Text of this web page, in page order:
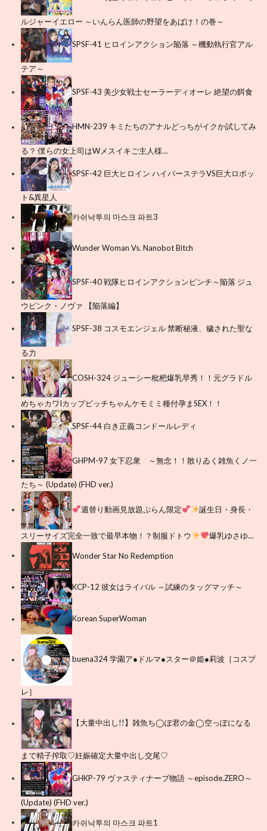
ルジャーイエロー ～いんらん医師の野望をあばけ！の巻～
SPSF-41 ヒロインアクション陥落 ～機動執行官アル
テア～
SPSF-43 美少女戦士セーラーディオーレ 絶望の餌食
HMN-239 キミたちのアナルどっちがイクか試してみ
る？ 僕らの女上司はWメスイキご主人様…
SPSF-42 巨大ヒロイン ハイパーステラVS巨大ロボッ
ト&異星人
카쉬낙투의 마스크 파트3
Wunder Woman Vs. Nanobot Bitch
SPSF-40 戦隊ヒロインアクションピンチ～陥落 ジュ
ウピンク・ノヴァ 【陥落編】
SPSF-38 コスモエンジェル 禁断秘液、穢された聖な
る力
COSH-324 ジューシー枇杷爆乳早秀！！元グラドル
めちゃカワIカップビッチちゃんケモミミ種付孕まSEX！！
SPSF-44 白き正義コンドールレディ
GHPM-97 女下忍衆 ～無念！！散りゐく雑魚くノ一
たち～ (Update) (FHD ver.)
週替り動画見放題ぷらん限定 誕生日・身長・
スリーサイズ完全一致で最早本物！？制服ドトウ 爆乳ゆさゆ…
Wonder Star No Redemption
KCP-12 彼女はライバル ～試練のタッグマッチ～
Korean SuperWoman
buena324 学園ア●ドルマ●スター＠姫●莉波［コスプ
レ］
【大量中出し!!】雑魚ち◯ぽ君の金◯空っぽになる
まで精子搾取♡妊娠確定大量中出し交尾♡
GHKP-79 ヴァスティナーブ物語 ～episode.ZERO～
(Update) (FHD ver.)
카쉬낙투의 마스크 파트1